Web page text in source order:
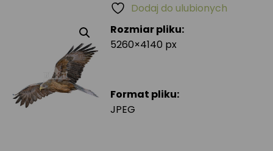
Rozmiar pliku:
5260×4140 px
Format pliku:
JPEG
Dodaj do ulubionych